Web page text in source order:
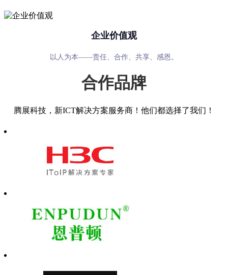
企业价值观
以人为本——责任、合作、共享、感恩。
合作品牌
腾展科技，新ICT解决方案服务商！他们都选择了我们！